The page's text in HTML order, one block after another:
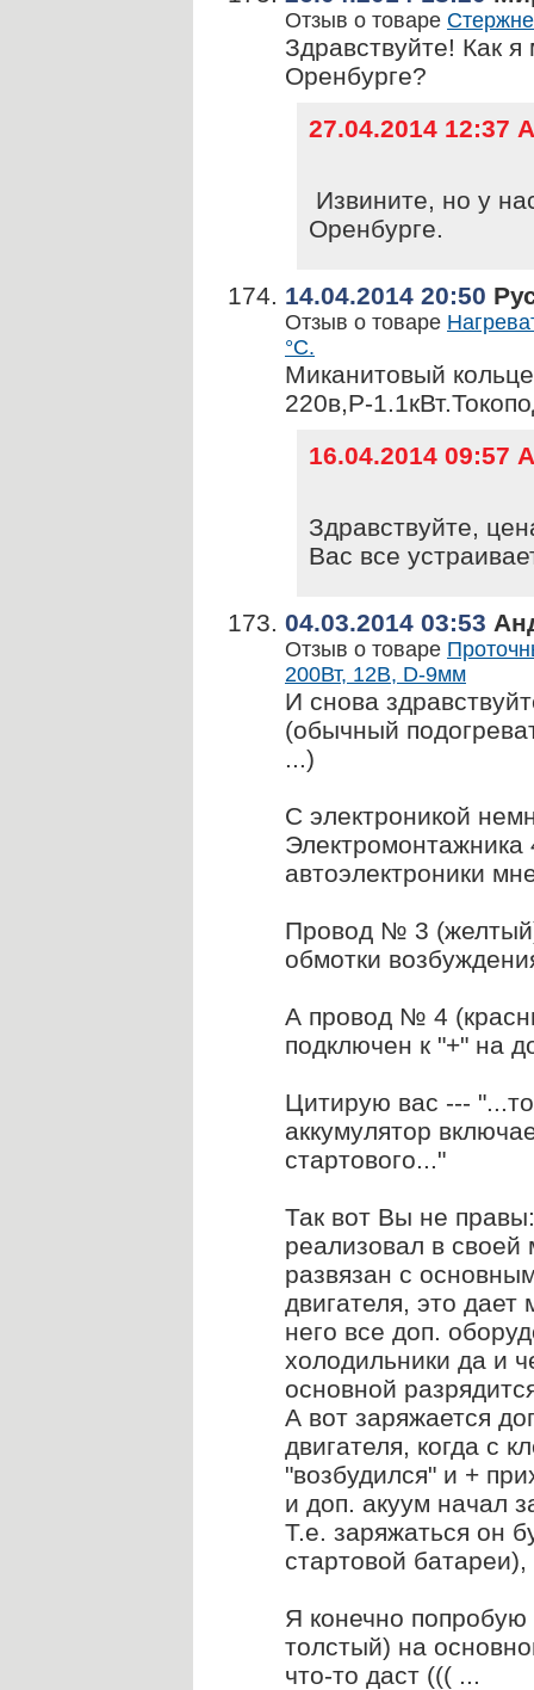
Отзыв о товаре
Здравствуйте! Как
Оренбурге?
27.04.2014 12:37
Извините, но у
Оренбурге.
14.04.2014 20:50
Отзыв о товаре
°С.
Миканитовый
220в,P-
16.04.2014 09:57
Здравствуйте,
Вас все
04.03.2014 03:53
Отзыв о товаре
200Вт, 12В, D-9мм
И снова
(обычный
...)
С электроникой
Электромонтажника
автоэлектроники
Провод № 3
обмотки
А провод № 4
подключен к "+" на
Цитирую вас ---
аккумулятор
стартового..."
Так вот Вы не
реализовал в
развязан с
двигателя, это
него все доп.
холодильники да и
основной
А вот заряжается
двигателя, когда с
"возбудился" и +
и доп. акуум начал
Т.е. заряжаться он
стартовой
Я конечно
толстый) на
что-то даст ((( ...